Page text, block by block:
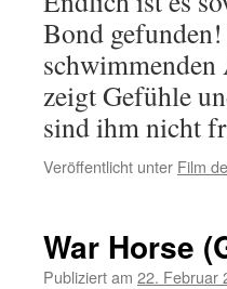
Bond
zeigt Gefühle
sind ihm nicht
Veröffentlicht unter Film
War Horse
Publiziert am 22. Februar